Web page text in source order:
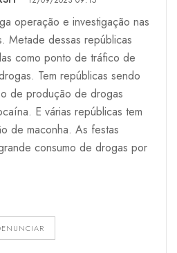
operação e investigação nas
Metade dessas repúblicas
como ponto de tráfico de
Tem repúblicas sendo
de produção de drogas
E várias repúblicas tem
de maconha. As festas
consumo de drogas por